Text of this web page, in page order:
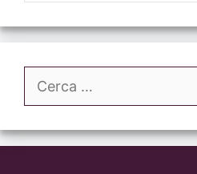
Ricerca